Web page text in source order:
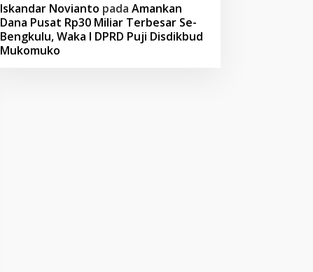
Iskandar Novianto pada Amankan
Dana Pusat Rp30 Miliar Terbesar Se-
Bengkulu, Waka I DPRD Puji Disdikbud
Mukomuko